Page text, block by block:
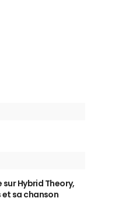
sur Hybrid Theory,
et sa chanson